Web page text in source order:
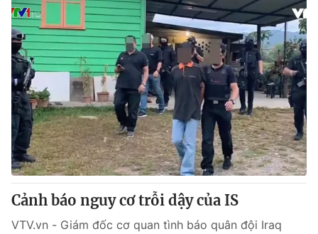
Cảnh báo nguy cơ trỗi dậy của IS
VTV.vn - Giám đốc cơ quan tình báo quân đội Iraq